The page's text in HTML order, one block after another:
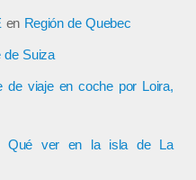
en Región de Quebec
de Suiza
de viaje en coche por Loira,
Qué ver en la isla de La